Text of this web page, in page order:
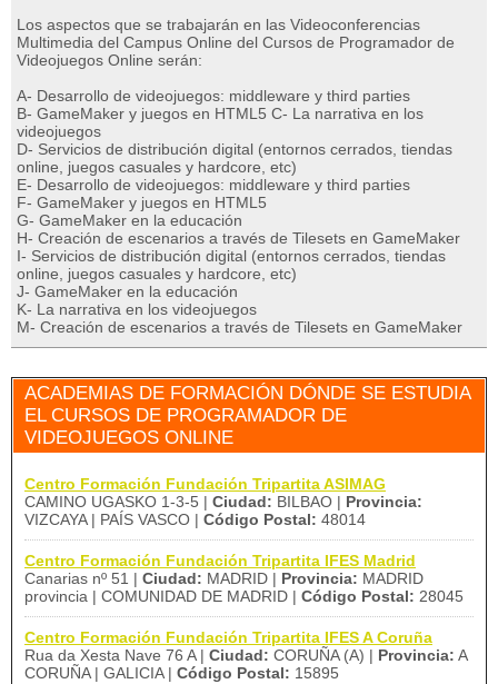
Los aspectos que se trabajarán en las Videoconferencias
Multimedia del Campus Online del Cursos de Programador de
Videojuegos Online serán:
A- Desarrollo de videojuegos: middleware y third parties
B- GameMaker y juegos en HTML5 C- La narrativa en los
videojuegos
D- Servicios de distribución digital (entornos cerrados, tiendas
online, juegos casuales y hardcore, etc)
E- Desarrollo de videojuegos: middleware y third parties
F- GameMaker y juegos en HTML5
G- GameMaker en la educación
H- Creación de escenarios a través de Tilesets en GameMaker
I- Servicios de distribución digital (entornos cerrados, tiendas
online, juegos casuales y hardcore, etc)
J- GameMaker en la educación
K- La narrativa en los videojuegos
M- Creación de escenarios a través de Tilesets en GameMaker
ACADEMIAS DE FORMACIÓN DÓNDE SE ESTUDIA
EL CURSOS DE PROGRAMADOR DE
VIDEOJUEGOS ONLINE
Centro Formación Fundación Tripartita ASIMAG
CAMINO UGASKO 1-3-5 | Ciudad: BILBAO | Provincia:
VIZCAYA | PAÍS VASCO | Código Postal: 48014
Centro Formación Fundación Tripartita IFES Madrid
Canarias nº 51 | Ciudad: MADRID | Provincia: MADRID
provincia | COMUNIDAD DE MADRID | Código Postal: 28045
Centro Formación Fundación Tripartita IFES A Coruña
Rua da Xesta Nave 76 A | Ciudad: CORUÑA (A) | Provincia: A
CORUÑA | GALICIA | Código Postal: 15895